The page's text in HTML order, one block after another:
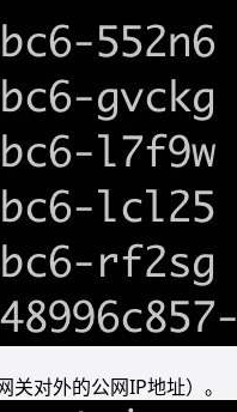
对外的公网IP地址）。